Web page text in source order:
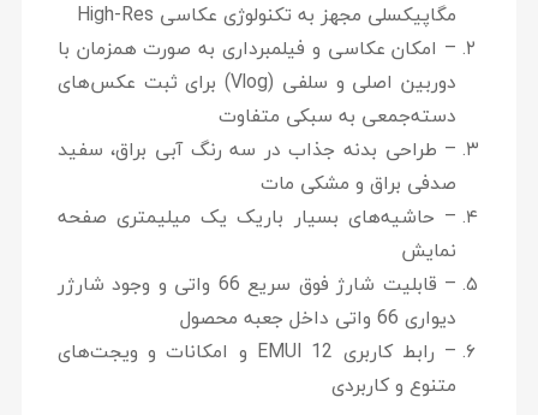
مگاپیکسلی مجهز به تکنولوژی عکاسی High-Res
– امکان عکاسی و فیلمبرداری به صورت همزمان با
دوربین اصلی و سلفی (Vlog) برای ثبت عکس‌های
دسته‌جمعی به سبکی متفاوت
– طراحی بدنه جذاب در سه رنگ آبی براق، سفید
صدفی براق و مشکی مات
– حاشیه‌های بسیار باریک یک میلیمتری صفحه
نمایش
– قابلیت شارژ فوق سریع 66 واتی و وجود شارژر
دیواری 66 واتی داخل جعبه محصول
– رابط کاربری EMUI 12 و امکانات و ویجت‌های
متنوع و کاربردی